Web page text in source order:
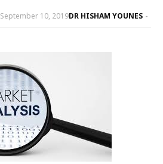
DR HISHAM YOUNES
September 10, 2019